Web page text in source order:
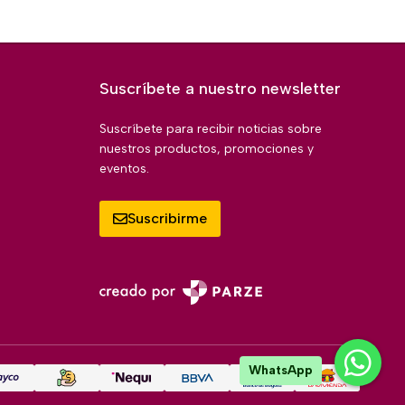
Suscríbete a nuestro newsletter
Suscríbete para recibir noticias sobre
nuestros productos, promociones y
eventos.
Suscribirme
WhatsApp